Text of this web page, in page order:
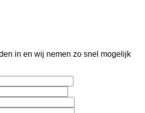
in en wij nemen zo snel mogelijk